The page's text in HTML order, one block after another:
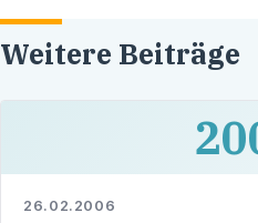
Weitere Beiträge
26.02.2006